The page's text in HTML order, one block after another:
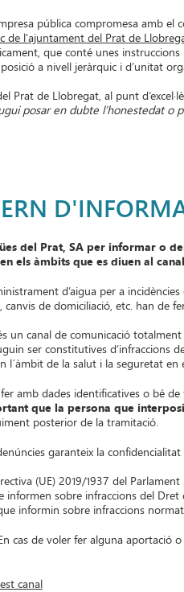
pública compromesa amb
de l'ajuntament del Prat de
que conté unes
a nivell jeràrquic i d’unitat
Prat de Llobregat, al punt
posar en dubte l’honestedat o
del Prat, SA per informar o
els àmbits que es diuen al
d’aigua per a
canvis de domiciliació, etc. han de
un canal de comunicació
ser constitutives d’infraccions
l´àmbit de la salut i la seguretat en
amb dades identificatives o bé
que la persona que
posterior de la tramitació.
garanteix la
(UE) 2019/1937 del
informen sobre infraccions del
informin sobre infraccions
cas de voler fer alguna aportació
canal